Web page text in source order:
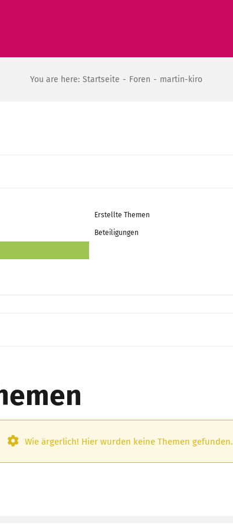
You are here: Startseite Foren martin-kiro
Erstellte Themen
Beteiligungen
Wie ärgerlich! Hier wurden keine Themen gefunden.